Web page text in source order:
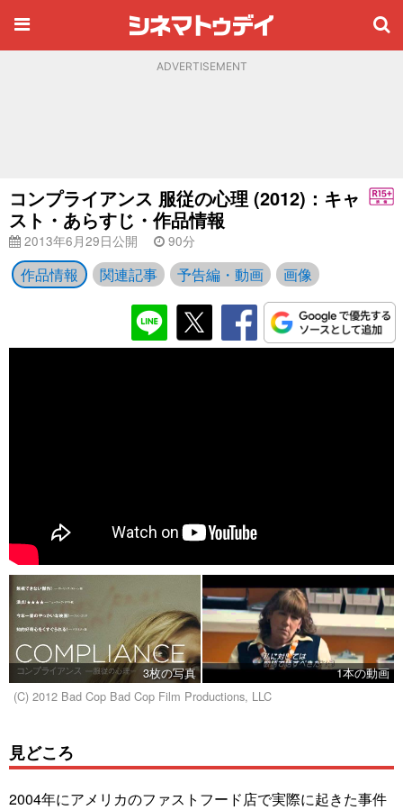
ADVERTISEMENT
コンプライアンス 服従の心理 (2012)：キャ
スト・あらすじ・作品情報
2013年6月29日公開 90分
作品情報 関連記事 予告編・動画 画像
3枚の写真
1本の動画
(C) 2012 Bad Cop Bad Cop Film Productions, LLC
見どころ
2004年にアメリカのファストフード店で実際に起きた事件